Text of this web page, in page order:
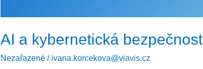
AI a kybernetická bezpečnost
Nezařazené/ ivana.korcekova@viavis.cz